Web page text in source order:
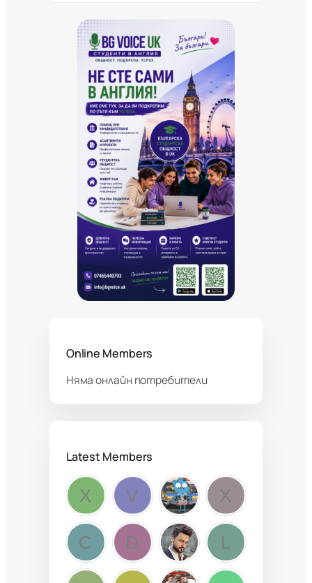
Online Members
Няма онлайн потребители
Latest Members